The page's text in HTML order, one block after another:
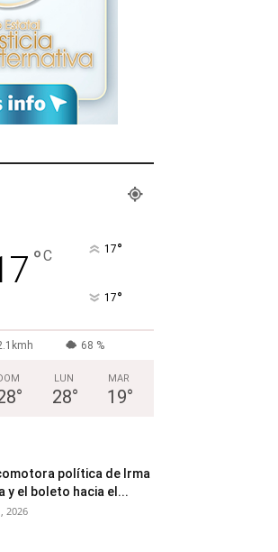
°C 17°
17°
68 %
°
LUN
28°
MAR
19°
política de Irma
y el boleto hacia el...
2026